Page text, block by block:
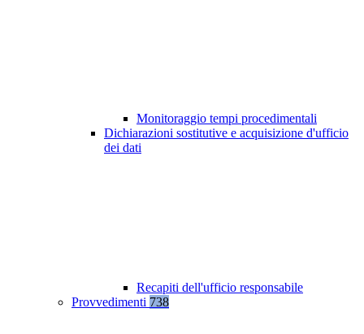
Monitoraggio tempi procedimentali
Dichiarazioni sostitutive e acquisizione d'ufficio
dei dati
Recapiti dell'ufficio responsabile
Provvedimenti 738